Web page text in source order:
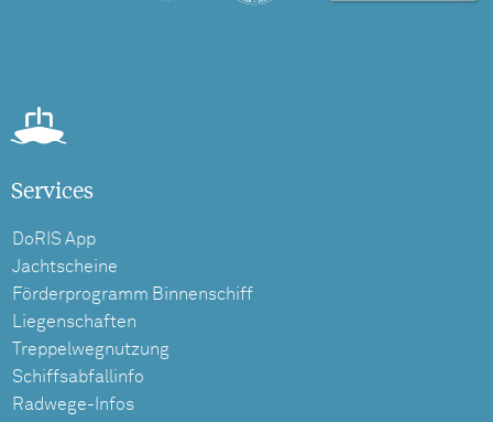
Services
DoRIS App
Jachtscheine
Förderprogramm Binnenschiff
Liegenschaften
Treppelwegnutzung
Schiffsabfallinfo
Radwege-Infos